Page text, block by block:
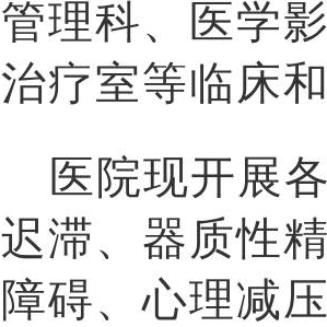
管理科、医学
治疗室等临床
医院现开展
迟滞、器质性
障碍、心理减